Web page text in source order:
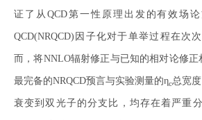
证了从QCD第一性原理出发的有效场
QCD(NRQCD)因子化对于单举过程在次
而，将NNLO辐射修正与已知的相对论修
最完备的NRQCD预言与实验测量的ηc总宽
衰变到双光子的分支比，均存在着严重